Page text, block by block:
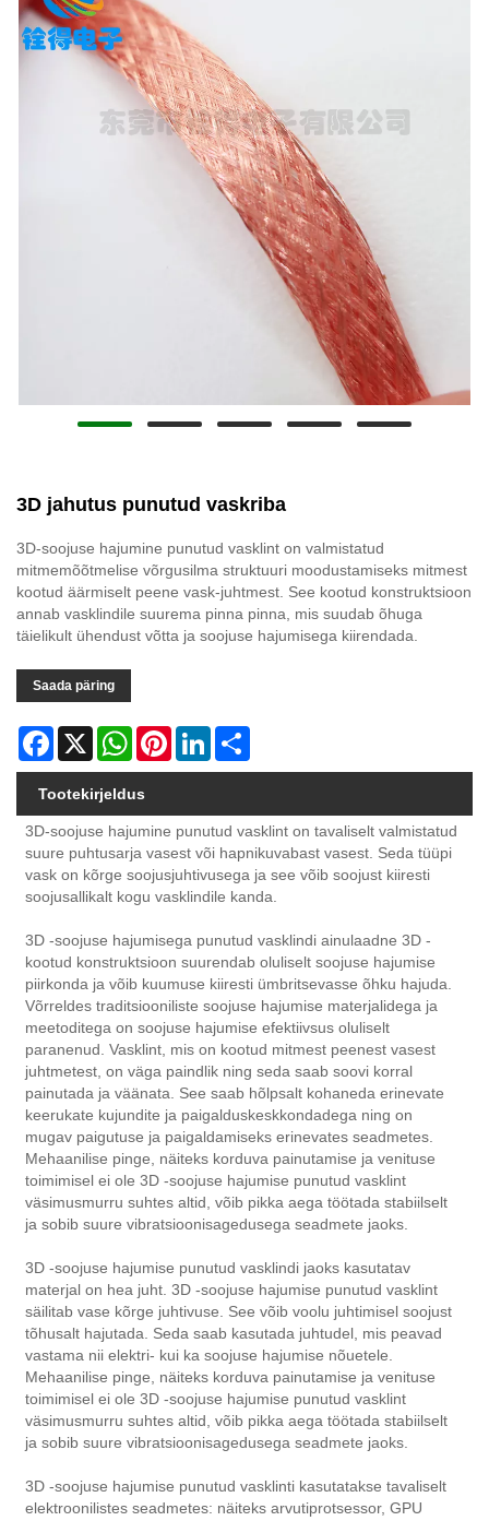
3D jahutus punutud vaskriba
3D-soojuse hajumine punutud vasklint on valmistatud
mitmemõõtmelise võrgusilma struktuuri moodustamiseks mitmest
kootud äärmiselt peene vask-juhtmest. See kootud konstruktsioon
annab vasklindile suurema pinna pinna, mis suudab õhuga
täielikult ühendust võtta ja soojuse hajumisega kiirendada.
Saada päring
Facebook
X WhatsAppPinterestLinkedIn
Tootekirjeldus
3D-soojuse hajumine punutud vasklint on tavaliselt valmistatud
suure puhtusarja vasest või hapnikuvabast vasest. Seda tüüpi
vask on kõrge soojusjuhtivusega ja see võib soojust kiiresti
soojusallikalt kogu vasklindile kanda.
3D -soojuse hajumisega punutud vasklindi ainulaadne 3D -
kootud konstruktsioon suurendab oluliselt soojuse hajumise
piirkonda ja võib kuumuse kiiresti ümbritsevasse õhku hajuda.
Võrreldes traditsiooniliste soojuse hajumise materjalidega ja
meetoditega on soojuse hajumise efektiivsus oluliselt
paranenud. Vasklint, mis on kootud mitmest peenest vasest
juhtmetest, on väga paindlik ning seda saab soovi korral
painutada ja väänata. See saab hõlpsalt kohaneda erinevate
keerukate kujundite ja paigalduskeskkondadega ning on
mugav paigutuse ja paigaldamiseks erinevates seadmetes.
Mehaanilise pinge, näiteks korduva painutamise ja venituse
toimimisel ei ole 3D -soojuse hajumise punutud vasklint
väsimusmurru suhtes altid, võib pikka aega töötada stabiilselt
ja sobib suure vibratsioonisagedusega seadmete jaoks.
3D -soojuse hajumise punutud vasklindi jaoks kasutatav
materjal on hea juht. 3D -soojuse hajumise punutud vasklint
säilitab vase kõrge juhtivuse. See võib voolu juhtimisel soojust
tõhusalt hajutada. Seda saab kasutada juhtudel, mis peavad
vastama nii elektri- kui ka soojuse hajumise nõuetele.
Mehaanilise pinge, näiteks korduva painutamise ja venituse
toimimisel ei ole 3D -soojuse hajumise punutud vasklint
väsimusmurru suhtes altid, võib pikka aega töötada stabiilselt
ja sobib suure vibratsioonisagedusega seadmete jaoks.
3D -soojuse hajumise punutud vasklinti kasutatakse tavaliselt
elektroonilistes seadmetes: näiteks arvutiprotsessor, GPU